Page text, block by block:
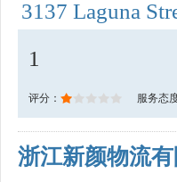
3137 Laguna
1
评分： 服务态
浙江新颜物流有